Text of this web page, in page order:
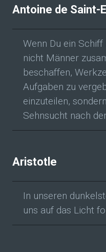
Antoine de Saint-
Wenn Du ein
nicht Männer
beschaffen,
Aufgaben zu
einzuteilen,
Sehnsucht nach
Aristotle
In unseren
uns auf das Licht